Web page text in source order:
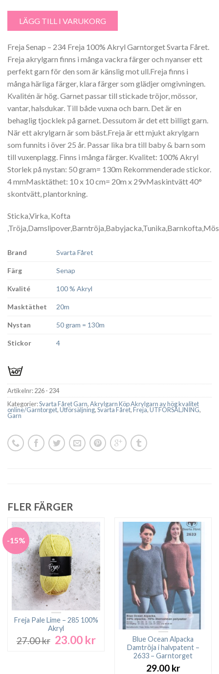
LÄGG TILL I VARUKORG
Freja Senap – 234 Freja 100% Akryl Garntorget Svarta Fåret.
Freja akrylgarn finns i många vackra färger och nyanser ett
perfekt garn för den som är känslig mot ull.Freja finns i
många härliga färger, klara färger som glädjer omgivningen.
Kvalitén är hög. Garnet passar till stickade tröjor, mössor,
vantar, halsdukar. Till både vuxna och barn. Det är en
behaglig tjocklek på garnet. Dessutom är det ett billigt garn.
När ett akrylgarn är som bäst.Freja är ett mjukt akrylgarn
som funnits i över 25 år. Passar lika bra till baby & barn som
till vuxenplagg. Finns i många färger. Kvalitet: 100% Akryl
Storlek på nystan: 50 gram= 130m Rekommenderade stickor.
4 mmMasktäthet: 10 x 10 cm= 20m x 29vMaskintvätt 40°
skontvätt, plantorkning.
Sticka,Virka, Kofta
Brand Svarta Fåret
Färg Senap
Kvalité 100 % Akryl
Masktäthet 20m
Nystan 50 gram = 130m
Stickor 4
Artikelnr:226 - 234
Kategorier:Svarta Fåret Garn,Akrylgarn Köp Akrylgarn av hög kvalitet
online/Garntorget,Utförsäljning,Svarta Fåret,Freja,UTFÖRSÄLJNING,
Garn
FLER FÄRGER
-15%
Freja Pale Lime – 285 100%
Akryl
27.00kr Det
23.00 krDet
nuvarande
Blue Ocean Alpacka
Damtröja i halvpatent –
2633 – Garntorget
29.00 kr